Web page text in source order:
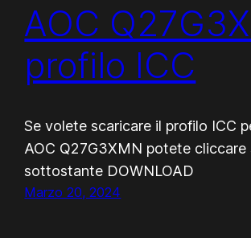
AOC
profilo ICC
Se volete scaricare il profilo ICC
AOC Q27G3XMN potete cliccare
sottostante DOWNLOAD
Marzo 20, 2024